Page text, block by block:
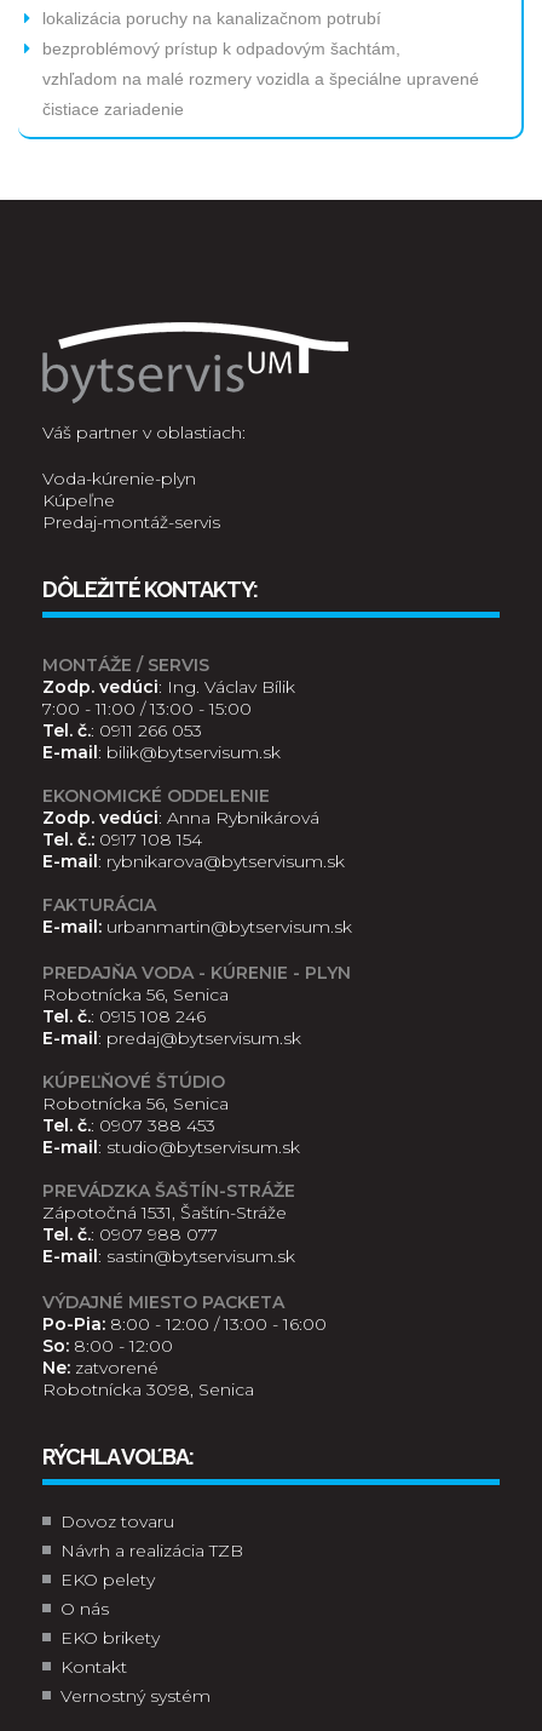
lokalizácia poruchy na kanalizačnom potrubí
bezproblémový prístup k odpadovým šachtám,
vzhľadom na malé rozmery vozidla a špeciálne upravené
čistiace zariadenie
Váš partner v oblastiach:
Voda-kúrenie-plyn
Kúpeľne
Predaj-montáž-servis
DÔLEŽITÉ KONTAKTY:
MONTÁŽE / SERVIS
Zodp. vedúci: Ing. Václav Bílik
7:00 - 11:00 / 13:00 - 15:00
Tel. č.: 0911 266 053
E-mail : bilik@bytservisum.sk
EKONOMICKÉ ODDELENIE
Zodp. vedúci: Anna Rybnikárová
Tel. č.: 0917 108 154
E-mail : rybnikarova@bytservisum.sk
FAKTURÁCIA
E-mail: urbanmartin@bytservisum.sk
PREDAJŇA VODA - KÚRENIE - PLYN
Robotnícka 56, Senica
Tel. č.: 0915 108 246
E-mail : predaj@bytservisum.sk
KÚPEĽŇOVÉ ŠTÚDIO
Robotnícka 56, Senica
Tel. č.: 0907 388 453
E-mail : studio@bytservisum.sk
PREVÁDZKA ŠAŠTÍN-STRÁŽE
Zápotočná 1531, Šaštín-Stráže
Tel. č.: 0907 988 077
E-mail : sastin@bytservisum.sk
VÝDAJNÉ MIESTO PACKETA
Po-Pia: 8:00 - 12:00 / 13:00 - 16:00
So: 8:00 - 12:00
Ne: zatvorené
Robotnícka 3098, Senica
RÝCHLA VOĽBA:
Dovoz tovaru
Návrh a realizácia TZB
EKO pelety
O nás
EKO brikety
Kontakt
Vernostný systém